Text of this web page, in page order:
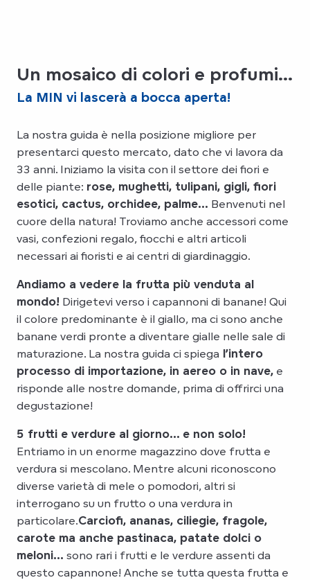
Un mosaico di colori e profumi...
La MIN vi lascerà a bocca aperta!
La nostra guida è nella posizione migliore per
presentarci questo mercato, dato che vi lavora da
33 anni. Iniziamo la visita con il settore dei fiori e
delle piante: rose, mughetti, tulipani, gigli, fiori
esotici, cactus, orchidee, palme… Benvenuti nel
cuore della natura! Troviamo anche accessori come
vasi, confezioni regalo, fiocchi e altri articoli
necessari ai fioristi e ai centri di giardinaggio.
Andiamo a vedere la frutta più venduta al
mondo! Dirigetevi verso i capannoni di banane! Qui
il colore predominante è il giallo, ma ci sono anche
banane verdi pronte a diventare gialle nelle sale di
maturazione. La nostra guida ci spiega l’intero
processo di importazione, in aereo o in nave, e
risponde alle nostre domande, prima di offrirci una
degustazione!
5 frutti e verdure al giorno… e non solo!
Entriamo in un enorme magazzino dove frutta e
verdura si mescolano. Mentre alcuni riconoscono
diverse varietà di mele o pomodori, altri si
interrogano su un frutto o una verdura in
particolare.Carciofi, ananas, ciliegie, fragole,
carote ma anche pastinaca, patate dolci o
meloni… sono rari i frutti e le verdure assenti da
questo capannone! Anche se tutta questa frutta e